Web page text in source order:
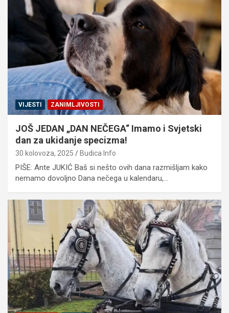
VIJESTI ZANIMLJIVOSTI
JOŠ JEDAN „DAN NEČEGA“ Imamo i Svjetski
dan za ukidanje specizma!
30 kolovoza, 2025 Budica Info
PIŠE: Ante JUKIĆ Baš si nešto ovih dana razmišljam kako
nemamo dovoljno Dana nečega u kalendaru,…